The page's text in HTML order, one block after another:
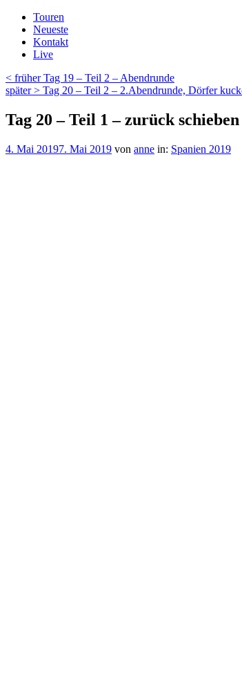
Zum
Inhalt
springen
Touren
Neueste
Kontakt
Live
Beitragsnavigation
Vorheriger
Beitrag
< früher Tag 19 – Teil 2 – Abendrunde
Nächster
später > Tag 20 – Teil 2 – 2.Abendrunde, Dörfer
Tag 20 – Teil 1 – zurück
Veröffentlicht
4. Mai 20197. Mai 2019 von anne in: Spanien 2019